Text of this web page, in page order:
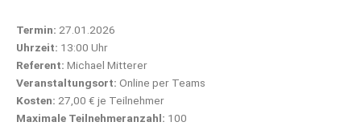
Termin: 27.01.2026
Uhrzeit: 13:00 Uhr
Referent: Michael Mitterer
Veranstaltungsort: Online per Teams
Kosten: 27,00 € je Teilnehmer
Maximale Teilnehmeranzahl: 100